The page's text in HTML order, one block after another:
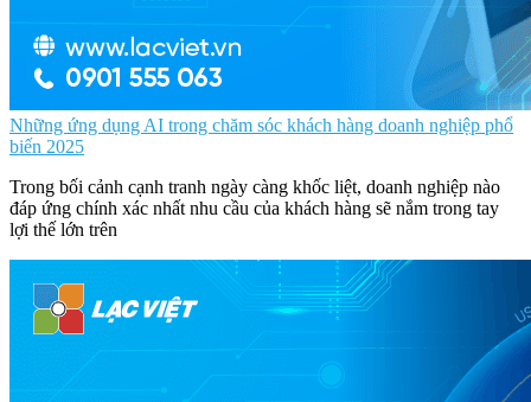
Những ứng dụng AI trong chăm sóc khách hàng doanh nghiệp phổ
biến 2025
Trong bối cảnh cạnh tranh ngày càng khốc liệt, doanh nghiệp nào
đáp ứng chính xác nhất nhu cầu của khách hàng sẽ nắm trong tay
lợi thế lớn trên